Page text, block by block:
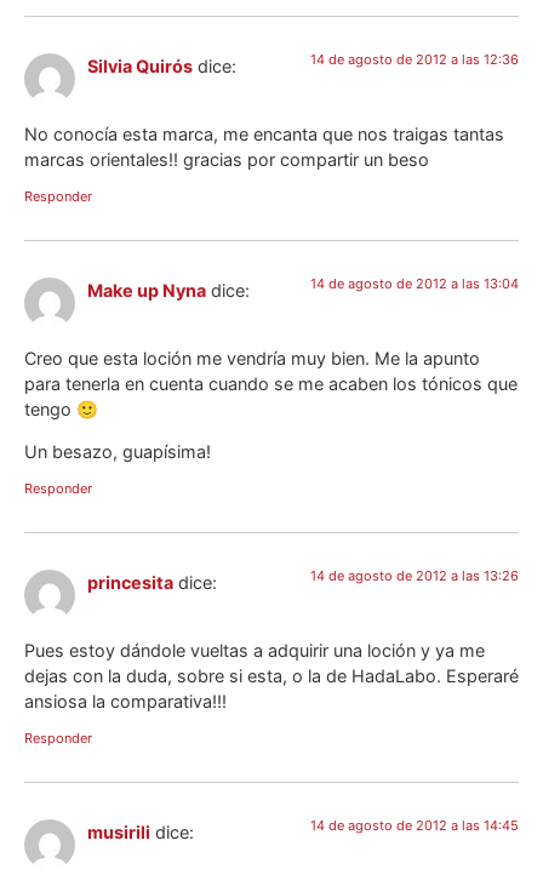
Silvia Quirós dice: 14 de agosto de 2012 a las 12:36
No conocía esta marca, me encanta que nos traigas tantas
marcas orientales!! gracias por compartir un beso
Responder
Make up Nyna dice: 14 de agosto de 2012 a las 13:04
Creo que esta loción me vendría muy bien. Me la apunto
para tenerla en cuenta cuando se me acaben los tónicos que
tengo 🙂
Un besazo, guapísima!
Responder
princesita dice: 14 de agosto de 2012 a las 13:26
Pues estoy dándole vueltas a adquirir una loción y ya me
dejas con la duda, sobre si esta, o la de HadaLabo. Esperaré
ansiosa la comparativa!!!
Responder
musirili dice: 14 de agosto de 2012 a las 14:45